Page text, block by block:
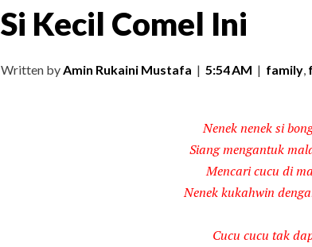
Si Kecil Comel Ini
Written byAmin Rukaini Mustafa | 5:54 AM | family,
Nenek nenek si
Siang mengantuk
Mencari cucu di
Nenek kukahwin
Cucu cucu tak